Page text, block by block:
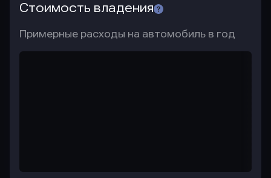
Стоимость владения
Примерные расходы на автомобиль в год